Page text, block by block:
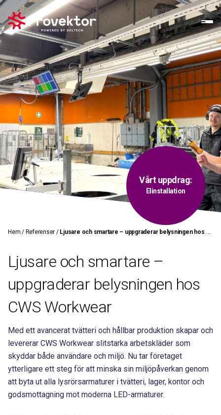
Vårt uppdrag:
Elinstallation
Hem / Referenser / Ljusare och smartare – uppgraderar belysningen hos CWS Workwear
Ljusare och smartare –
uppgraderar belysningen hos
CWS Workwear
Med ett avancerat tvätteri och hållbar produktion skapar och
levererar CWS Workwear slitstarka arbetskläder som
skyddar både användare och miljö. Nu tar företaget
ytterligare ett steg för att minska sin miljöpåverkan genom
att byta ut alla lysrörsarmaturer i tvätteri, lager, kontor och
godsmottagning mot moderna LED-armaturer.